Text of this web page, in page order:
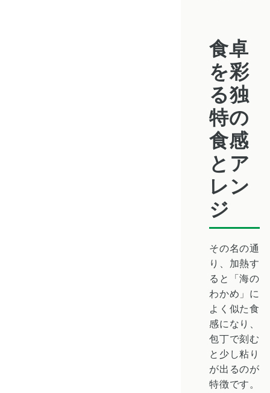
食卓
を彩
る独
特の
食感
とア
レン
ジ
その名の通
り、加熱す
ると「海の
わかめ」に
よく似た食
感になり、
包丁で刻む
と少し粘り
が出るのが
特徴です。